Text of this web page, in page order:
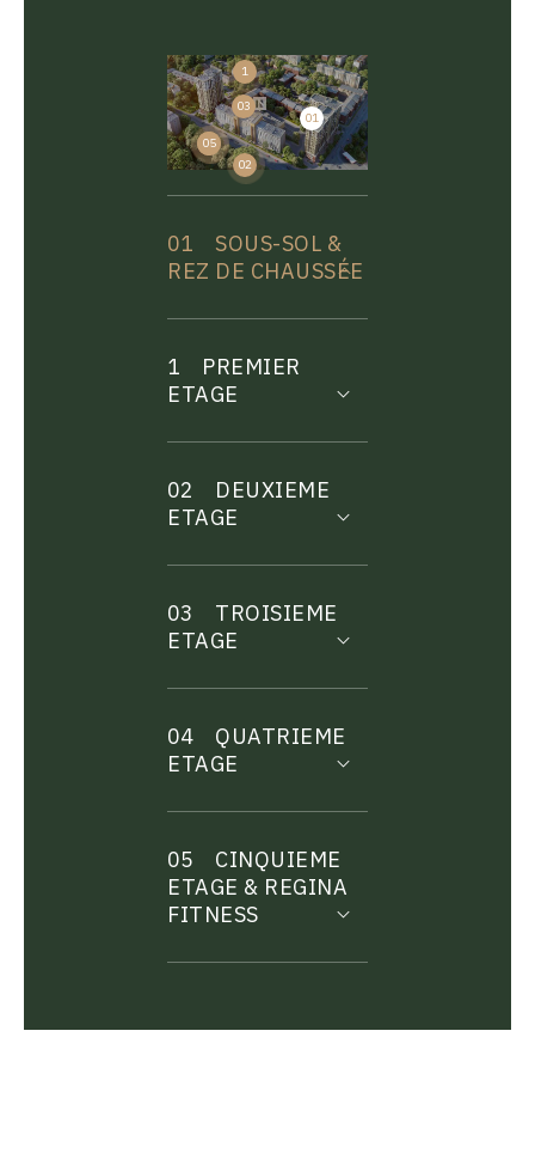
01
1
02
03
04
05
01
SOUS-SOL &
REZ DE CHAUSSÉE
1
PREMIER
ETAGE
02
DEUXIEME
ETAGE
03
TROISIEME
ETAGE
04
QUATRIEME
ETAGE
05
CINQUIEME
ETAGE & REGINA
FITNESS